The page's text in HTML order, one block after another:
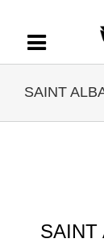
contenu
SAINT
SAINT